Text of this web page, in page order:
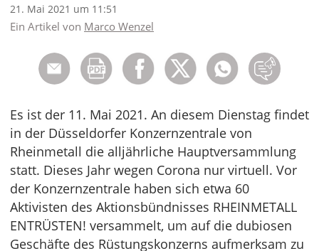
21. Mai 2021 um 11:51
Ein Artikel von Marco Wenzel
Es ist der 11. Mai 2021. An diesem Dienstag findet
in der Düsseldorfer Konzernzentrale von
Rheinmetall die alljährliche Hauptversammlung
statt. Dieses Jahr wegen Corona nur virtuell. Vor
der Konzernzentrale haben sich etwa 60
Aktivisten des Aktionsbündnisses RHEINMETALL
ENTRÜSTEN! versammelt, um auf die dubiosen
Geschäfte des Rüstungskonzerns aufmerksam zu